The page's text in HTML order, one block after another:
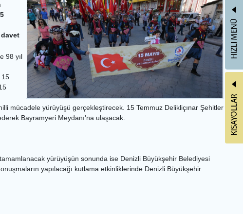
98 yıl
15
mücadele yürüyüşü gerçekleştirecek. 15 Temmuz Delikliçınar Şehitler
Bayramyeri Meydanı'na ulaşacak.
yürüyüşün sonunda ise Denizli Büyükşehir Belediyesi
yapılacağı kutlama etkinliklerinde Denizli Büyükşehir